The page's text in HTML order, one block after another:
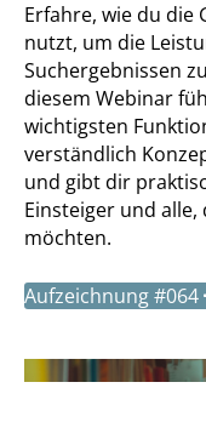
Erfahre, wie du die
nutzt, um die
Suchergebnissen
diesem Webinar
wichtigsten
verständlich
und gibt dir
Einsteiger und
möchten.
Aufzeichnung #064